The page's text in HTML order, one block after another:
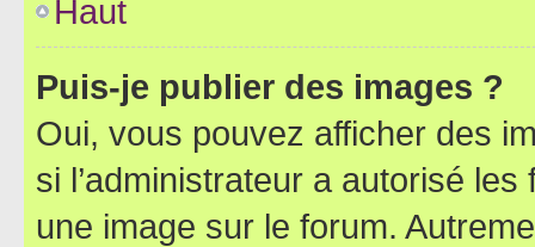
Haut
Puis-je publier des images ?
Oui, vous pouvez afficher des
si l’administrateur a autorisé
une image sur le forum.